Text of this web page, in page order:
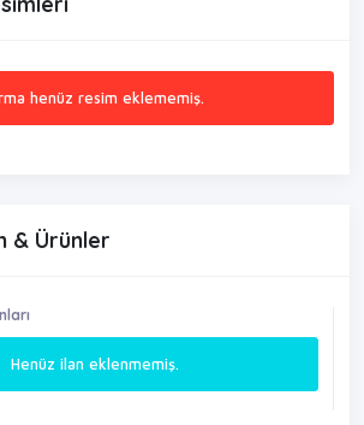
henüz resim eklememiş.
& Ürünler
Henüz ilan eklenmemiş.